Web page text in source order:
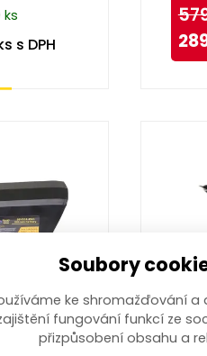
ks
s DPH
Soubory
ke shromažďování a
fungování funkcí ze
přizpůsobení obsahu a